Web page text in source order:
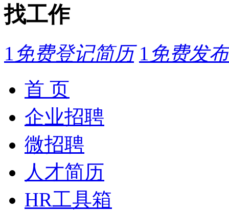
找工作
1 免费登记简历 1 免费发
首 页
企业招聘
微招聘
人才简历
HR工具箱